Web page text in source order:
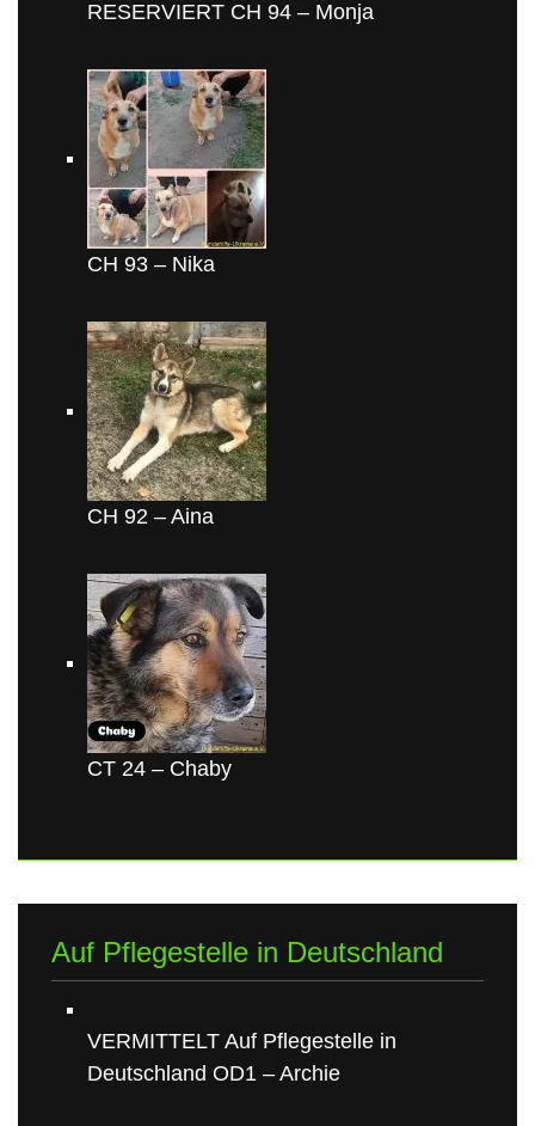
RESERVIERT CH 94 – Monja
CH 93 – Nika
CH 92 – Aina
CT 24 – Chaby
Auf Pflegestelle in Deutschland
VERMITTELT Auf Pflegestelle in
Deutschland OD1 – Archie